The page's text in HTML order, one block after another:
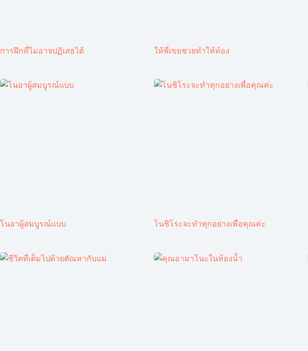
การฝึกที่ไม่อาจปฏิเสธได้ ให้พี่เขยช่วยทำให้ท้อง
โนอาผู้สมบูรณ์แบบ โนชิโระจะทำทุกอย่างเพื่อคุณค่ะ